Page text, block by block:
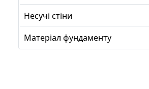
Несучі стіни
Матеріал фундаменту